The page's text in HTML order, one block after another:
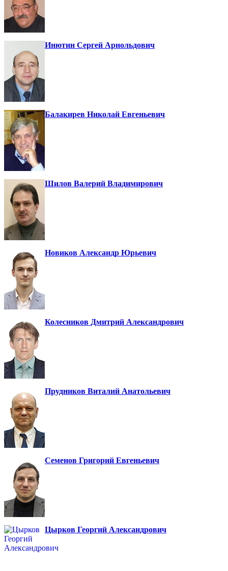
Инютин Сергей Арнольдович
Балакирев Николай Евгеньевич
Шилов Валерий Владимирович
Новиков Александр Юрьевич
Колесников Дмитрий Александрович
Прудников Виталий Анатольевич
Семенов Григорий Евгеньевич
Цырков Георгий Александрович